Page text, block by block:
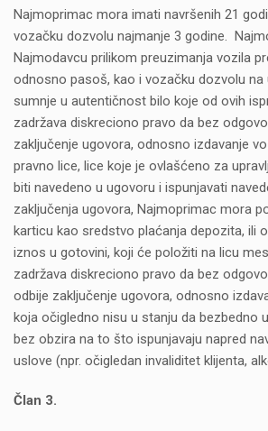
Najmoprimac mora imati navršenih 21
vozačku dozvolu najmanje 3 godine.
Najmodavcu prilikom preuzimanja vozila
odnosno pasoš, kao i vozačku dozvolu na
sumnje u autentičnost bilo koje od ovih
zadržava diskreciono pravo da bez
zaključenje ugovora, odnosno izdavanje
pravno lice, lice koje je ovlašćeno za
biti navedeno u ugovoru i ispunjavati
zaključenja ugovora, Najmoprimac mora
karticu kao sredstvo plaćanja depozita, ili
iznos u gotovini, koji će položiti na licu
zadržava diskreciono pravo da bez
odbije zaključenje ugovora, odnosno
koja očigledno nisu u stanju da bezbedno
bez obzira na to što ispunjavaju napred
uslove (npr. očigledan invaliditet klijenta,
Član 3.